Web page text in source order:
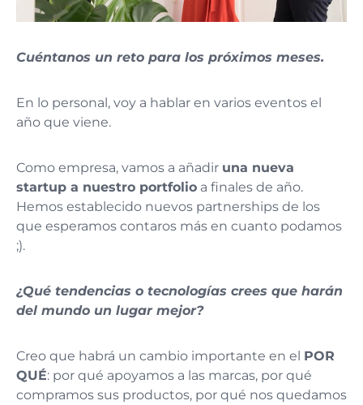
Cuéntanos un reto para los próximos meses.
En lo personal, voy a hablar en varios eventos el
año que viene.
Como empresa, vamos a añadir una nueva
startup a nuestro portfolio a finales de año.
Hemos establecido nuevos partnerships de los
que esperamos contaros más en cuanto podamos
;).
¿Qué tendencias o tecnologías crees que harán
del mundo un lugar mejor?
Creo que habrá un cambio importante en el POR
QUÉ: por qué apoyamos a las marcas, por qué
compramos sus productos, por qué nos quedamos